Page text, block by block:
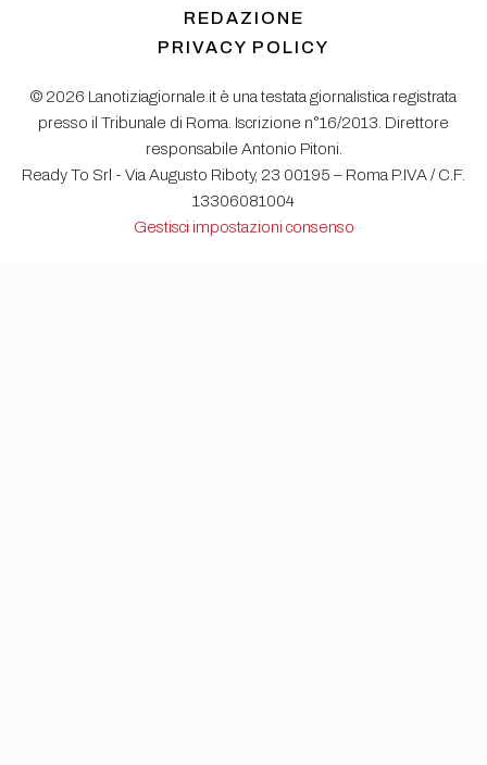
REDAZIONE
PRIVACY POLICY
© 2026 Lanotiziagiornale.it è una testata giornalistica registrata
presso il Tribunale di Roma. Iscrizione n°16/2013. Direttore
responsabile Antonio Pitoni.
Ready To Srl - Via Augusto Riboty, 23 00195 – Roma P.IVA / C.F.
13306081004
Gestisci impostazioni consenso